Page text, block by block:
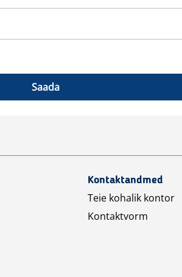
Saada
Kontaktandmed
Teie kohalik kontor
Kontaktvorm